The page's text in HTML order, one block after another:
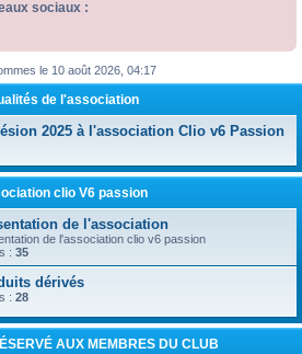
sociaux :
le 10 août 2026, 04:17
de l'association
2025 à l'association Clio v6 Passion
clio V6 passion
de l'association
de l'association clio v6 passion
: 35
dérivés
: 28
AUX MEMBRES DU CLUB